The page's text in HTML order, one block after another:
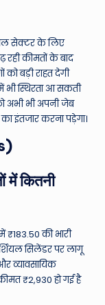
सेक्टर के लिए
रही कीमतों के बाद
को बड़ी राहत देगी
भी स्थिरता आ सकती
अभी भी अपनी जेब
इंतजार करना पड़ेगा।
में कितनी
की भारी
सिलेंडर पर लागू
व्यावसायिक
₹2,930 हो गई है